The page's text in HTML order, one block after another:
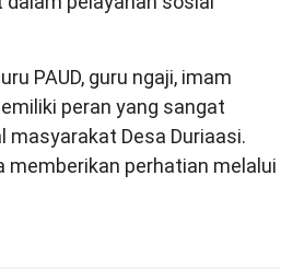
PAUD, guru ngaji, imam
peran yang sangat
masyarakat Desa Duriaasi.
memberikan perhatian melalui